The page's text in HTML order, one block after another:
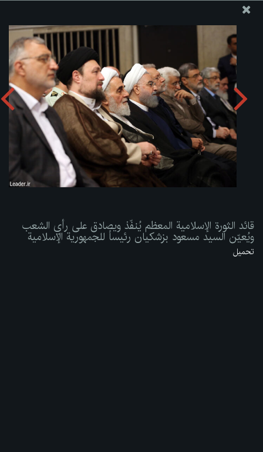
موقع مکتب سماحة القائد آية الله العظمى الخامنئي
قائد الثورة الإسلامية المعظم يُنفّذ ويصادق على رأي الشعب
ويُعيّن السيد مسعود بزشكيان رئيساً للجمهورية الإسلامية
تحميل الألبوم: zip
قائد الثورة الإسلامية المعظم يُنفّذ ويصادق على رأي الشعب
ويُعيّن السيد مسعود بزشكيان رئيساً للجمهورية الإسلامية
تحميل